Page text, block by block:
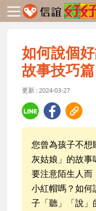
如何說個
故事技巧篇
更新 : 2024-03-27
您曾為孩子不想
灰姑娘」的故事
要注意陌生人而
小紅帽嗎？如何
子「聽」「說」